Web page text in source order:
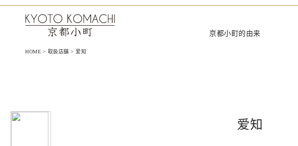
京都小町的由来
HOME > 取扱店舗 > 爱知
爱知